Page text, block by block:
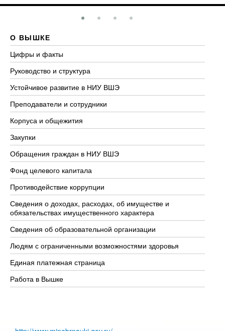
О ВЫШКЕ
Цифры и факты
Руководство и структура
Устойчивое развитие в НИУ ВШЭ
Преподаватели и сотрудники
Корпуса и общежития
Закупки
Обращения граждан в НИУ ВШЭ
Фонд целевого капитала
Противодействие коррупции
Сведения о доходах, расходах, об имуществе и
обязательствах имущественного характера
Сведения об образовательной организации
Людям с ограниченными возможностями здоровья
Единая платежная страница
Работа в Вышке